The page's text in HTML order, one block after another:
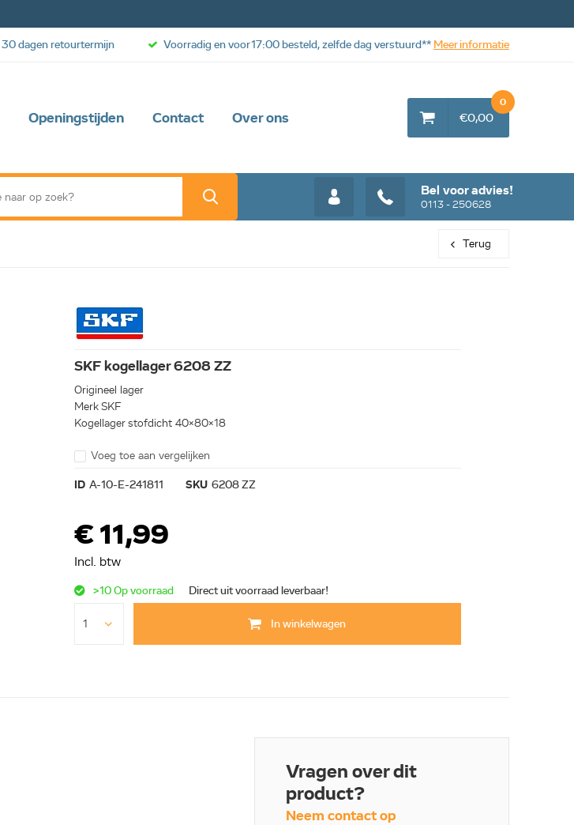
Openingstijden Contact Over ons
Bel voor advies!
0113 - 250628
€0,00
0
30 dagen retourtermijn Voorradig en voor 17:00 besteld, zelfde dag verstuurd** Meer informatie
Terug
SKF kogellager 6208 ZZ
Origineel lager
Merk SKF
Kogellager stofdicht 40x80x18
Voeg toe aan vergelijken
ID A-10-E-241811 SKU 6208 ZZ
€ 11,99
Incl. btw
>10 Op voorraad Direct uit voorraad leverbaar!
In winkelwagen
Vragen over dit
product?
Neem contact op